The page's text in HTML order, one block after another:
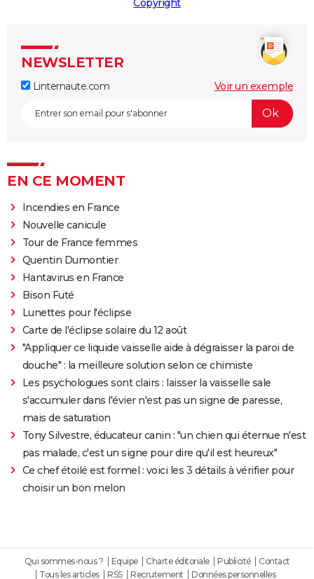
Copyright
NEWSLETTER
Linternaute.com Voir un exemple
EN CE MOMENT
Incendies en France
Nouvelle canicule
Tour de France femmes
Quentin Dumontier
Hantavirus en France
Bison Futé
Lunettes pour l'éclipse
Carte de l'éclipse solaire du 12 août
"Appliquer ce liquide vaisselle aide à dégraisser la paroi de
douche" : la meilleure solution selon ce chimiste
Les psychologues sont clairs : laisser la vaisselle sale
s'accumuler dans l'évier n'est pas un signe de paresse,
mais de saturation
Tony Silvestre, éducateur canin : "un chien qui éternue n'est
pas malade, c'est un signe pour dire qu'il est heureux"
Ce chef étoilé est formel : voici les 3 détails à vérifier pour
choisir un bon melon
Qui sommes-nous ? Equipe Charte éditoriale Publicité
Contact
Tous les articles
RSS Recrutement Données personnelles